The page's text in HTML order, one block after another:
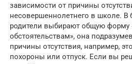
зависимости от причины
несовершеннолетнего в школе. В
родители выбирают общую
обстоятельствам», она
причины отсутствия, например,
похороны или отпуск. Если вы